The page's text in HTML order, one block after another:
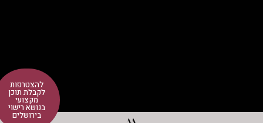
להצטרפות
לקבלת תוכן
מקצועי
בנושא רישוי
בירושלים